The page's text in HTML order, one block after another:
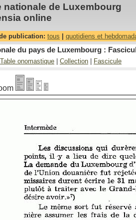
nationale de Luxembourg
online
publication: tous quotidiens et
du pays de Luxembourg :
Table onomastique Collection Fascicule